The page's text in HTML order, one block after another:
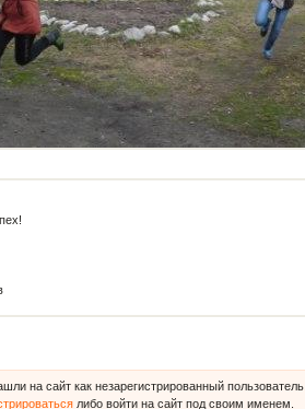
на сайт как незарегистрированный пользователь.
либо войти на сайт под своим именем.